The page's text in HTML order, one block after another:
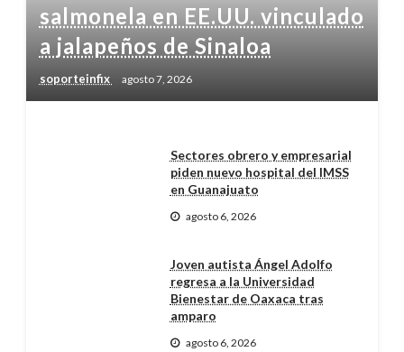
salmonela en EE.UU. vinculado
a jalapeños de Sinaloa
soporteinfix agosto 7, 2026
Sectores obrero y empresarial
piden nuevo hospital del IMSS
en Guanajuato
agosto 6, 2026
Joven autista Ángel Adolfo
regresa a la Universidad
Bienestar de Oaxaca tras
amparo
agosto 6, 2026